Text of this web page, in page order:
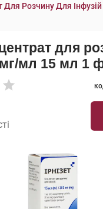
Для Розчину Для
для
мг/мл 15 мл 1